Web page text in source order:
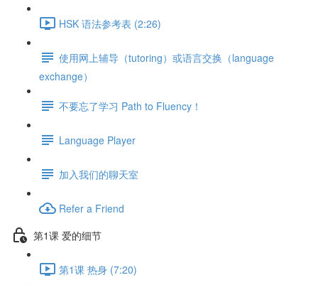
HSK 语法参考表 (2:26)
使用网上辅导（tutoring）或语言交换（language
exchange）
不要忘了学习 Path to Fluency！
Language Player
加入我们的聊天室
Refer a Friend
第1课 爱的细节
第1课 热身 (7:20)